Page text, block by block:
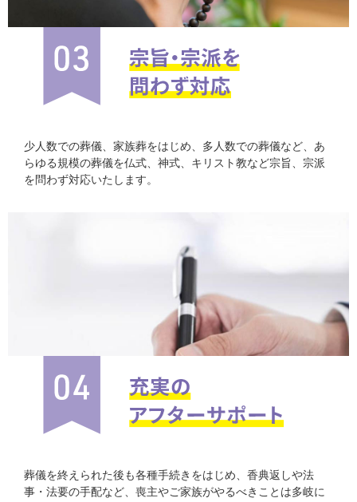
少人数での葬儀、家族葬をはじめ、多人数での葬儀など、あ
らゆる規模の葬儀を仏式、神式、キリスト教など宗旨、宗派
を問わず対応いたします。
葬儀を終えられた後も各種手続きをはじめ、香典返しや法
事・法要の手配など、喪主やご家族がやるべきことは多岐に